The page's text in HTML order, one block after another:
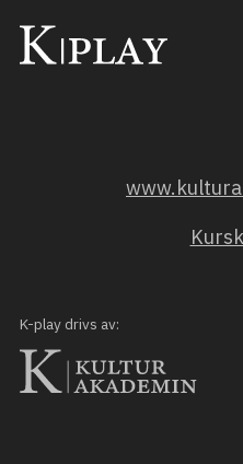
Mina favoriter
K-play drivs av: